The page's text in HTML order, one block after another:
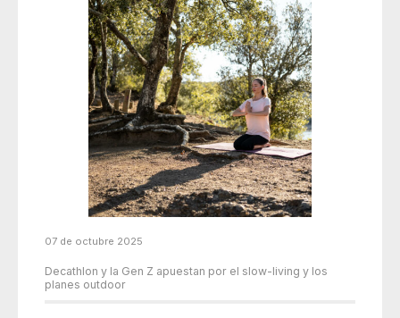
07 de octubre 2025
Decathlon y la Gen Z apuestan por el slow-living y los
planes outdoor